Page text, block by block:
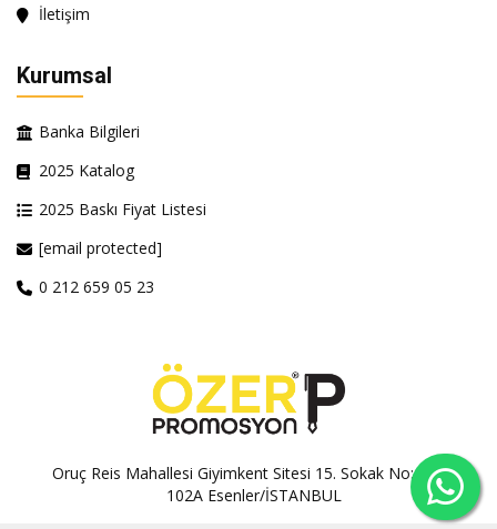
İletişim
Kurumsal
Banka Bilgileri
2025 Katalog
2025 Baskı Fiyat Listesi
[email protected]
0 212 659 05 23
Oruç Reis Mahallesi Giyimkent Sitesi 15. Sokak No:100A-
102A Esenler/İSTANBUL